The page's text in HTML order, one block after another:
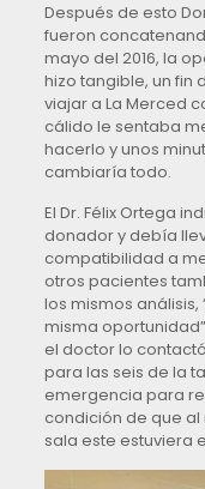
Después de esto
fueron
mayo del 2016, la
hizo tangible, un
viajar a La Merced
cálido le sentaba
hacerlo y unos
cambiaría todo.
El Dr. Félix Ortega
donador y debía
compatibilidad a
otros pacientes
los mismos
misma
el doctor lo
para las seis de la
emergencia para
condición de que
sala este estuviera